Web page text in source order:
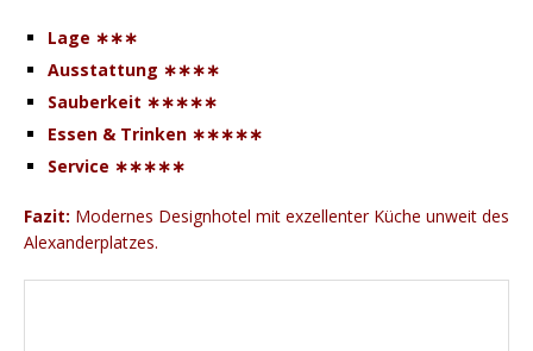
Lage ∗∗∗
Ausstattung ∗∗∗∗
Sauberkeit ∗∗∗∗∗
Essen & Trinken ∗∗∗∗∗
Service ∗∗∗∗∗
Fazit: Modernes Designhotel mit exzellenter Küche unweit des
Alexanderplatzes.